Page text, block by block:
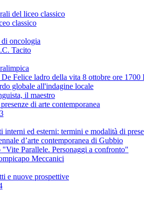
del liceo classico
classico
oncologia
Tacito
Felice ladro della vita 8 ottobre ore 1700
globale all'indagine locale
il maestro
di arte contemporanea
interni ed esterni: termini e modalità di
d’arte contemporanea di Gubbio
Parallele. Personaggi a confronto"
Meccanici
e nuove prospettive